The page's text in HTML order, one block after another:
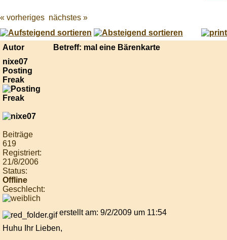
Best
online
live
casino
« vorheriges nächstes »
Autor
Betreff: mal eine Bärenkarte
nixe07
Posting
Freak
Beiträge
619
Registriert:
21/8/2006
Status:
Offline
Geschlecht:
erstellt am: 9/2/2009 um 11:54
Huhu Ihr Lieben,